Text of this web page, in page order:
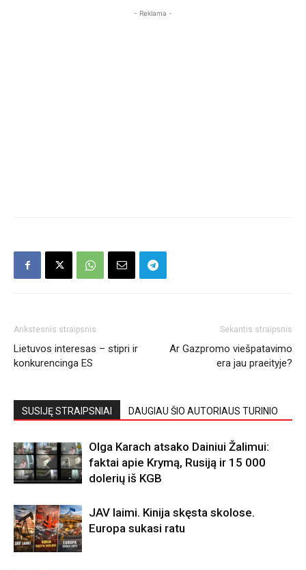
- Reklama -
Ankstesnis straipsnis
Lietuvos interesas – stipri ir
konkurencinga ES
Sekantis straipsnis
Ar Gazpromo viešpatavimo
era jau praeityje?
SUSIJĘ STRAIPSNIAI DAUGIAU ŠIO AUTORIAUS TURINIO
Olga Karach atsako Dainiui Žalimui:
faktai apie Krymą, Rusiją ir 15 000
dolerių iš KGB
JAV laimi. Kinija skęsta skolose.
Europa sukasi ratu